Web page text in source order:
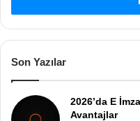
Son Yazılar
2026’da E
Avantajlar